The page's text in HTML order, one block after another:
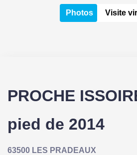
Photos Visite
PROCHE
pied de 2014
63500 LES PRADEAUX